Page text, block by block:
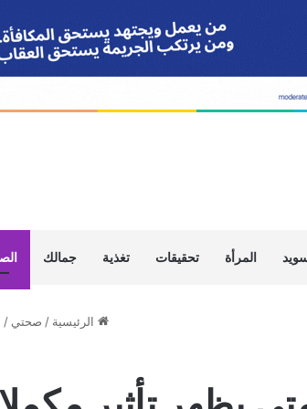
المرأة تحقيقات تغذية جمالك
الرئيسية / صحتي /